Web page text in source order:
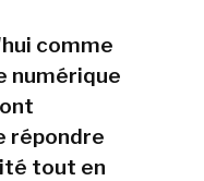
comme
numérique
répondre
tout en